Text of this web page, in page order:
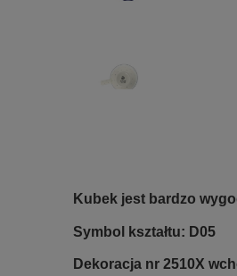
Kubek jest bardzo
Symbol kształtu: D05
Dekoracja nr 2510X